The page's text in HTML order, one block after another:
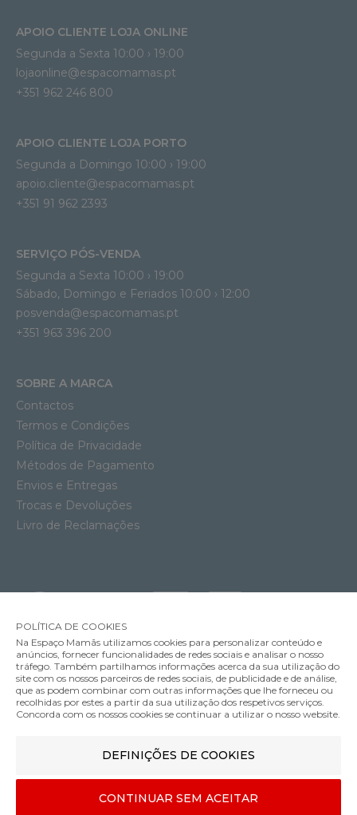
Conjunto Stick/Stay Done by Deer Sheepy
Cor
APOIO CLIENTE LOJA ONLINE
Segunda a Sexta 10:00 › 19:00
lojaonline@espacomamas.pt
+351 962 246 800
APOIO CLIENTE LOJA PORTO
Segunda a Domingo 10:00 › 19:00
apoio.cliente@espacomamas.pt
+351 91 962 2393
SERVIÇO PÓS-VENDA
Segunda a Sexta 10:00 › 19:00
Sábado, Domingo e Feriados 10:00 › 12:00
posvenda@espacomamas.pt
+351 963 396 200
SOBRE A MARCA
Contactos
Termos e Condições
Política de Privacidade
Métodos de Pagamento
Envios e Entregas
Trocas e Devoluções
Livro de Reclamações
MÉTODOS DE ENVIO
MÉTODOS DE PAGAMENTO
POLÍTICA DE COOKIES
Na Espaço Mamãs utilizamos cookies para personalizar conteúdo e
anúncios, fornecer funcionalidades de redes sociais e analisar o nosso
tráfego. Também partilhamos informações acerca da sua utilização do
site com os nossos parceiros de redes sociais, de publicidade e de análise,
que as podem combinar com outras informações que lhe forneceu ou
recolhidas por estes a partir da sua utilização dos respetivos serviços.
Concorda com os nossos cookies se continuar a utilizar o nosso website.
DEFINIÇÕES DE COOKIES
CONTINUAR SEM ACEITAR